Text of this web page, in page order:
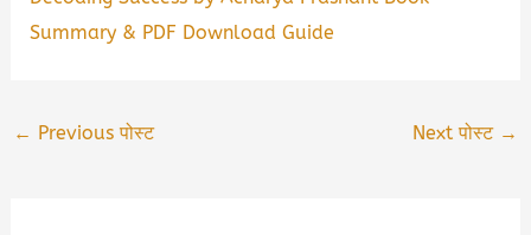
Summary & PDF Download Guide
← Previous पोस्ट Next पोस्ट →